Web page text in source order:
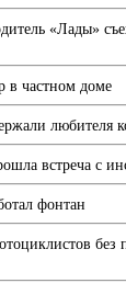
«Лады»
в частном доме
любителя
встреча с
фонтан
без